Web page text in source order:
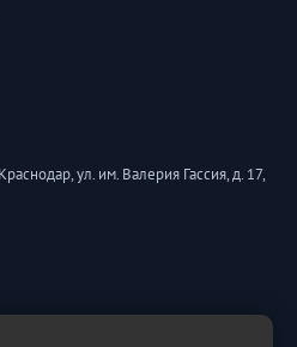
ул. им. Валерия Гассия, д. 17,